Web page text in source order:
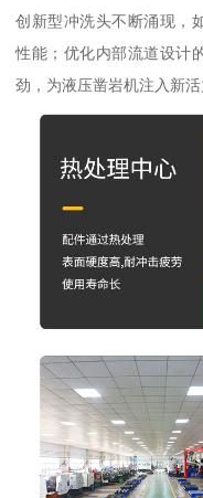
创新型冲洗头不断涌现，
性能；优化内部流道设计
劲，为液压凿岩机注入新活